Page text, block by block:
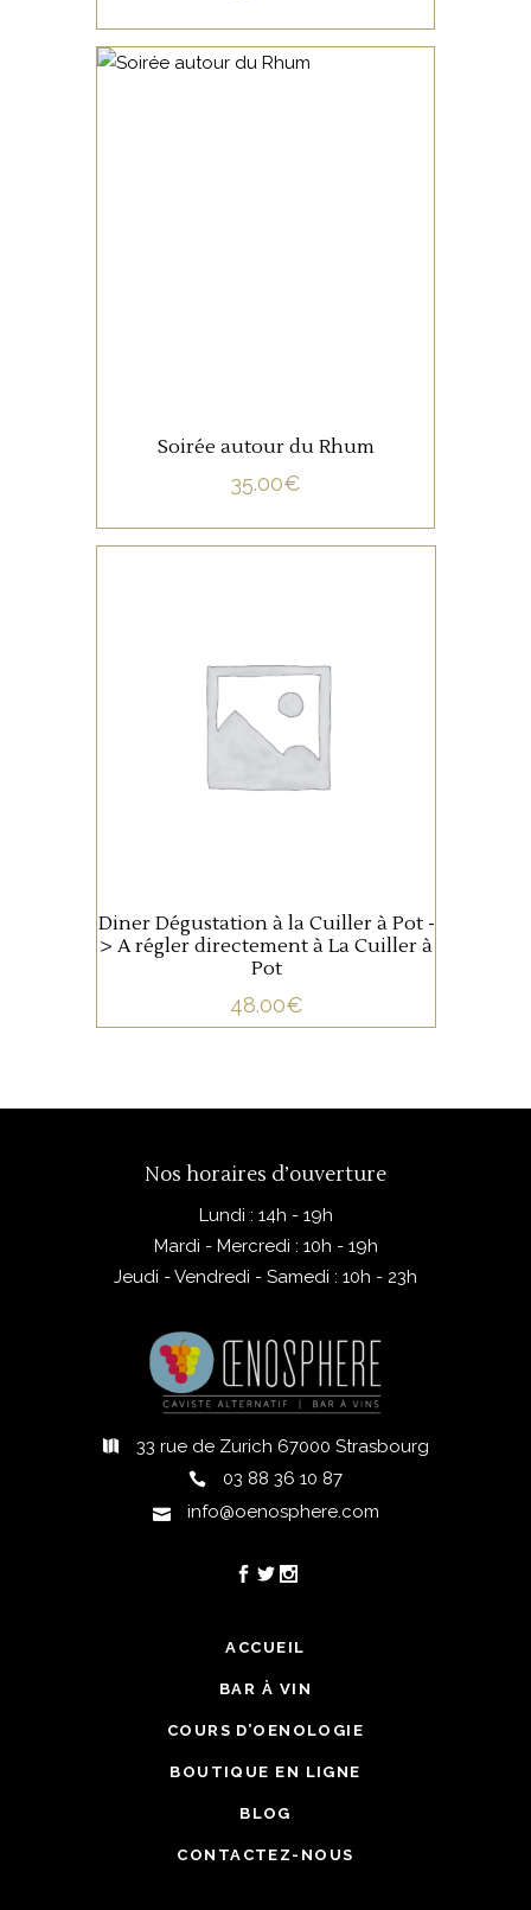
Soirée autour du Rhum
35.00€
NON CATÉGORISÉ
LIRE LA SUITE
Diner Dégustation à la Cuiller à Pot -
> A régler directement à La Cuiller à
Pot
48.00€
Nos horaires d’ouverture
Lundi : 14h - 19h
Mardi - Mercredi : 10h - 19h
Jeudi - Vendredi - Samedi : 10h - 23h
33 rue de Zurich 67000 Strasbourg
03 88 36 10 87
info@oenosphere.com
ACCUEIL
BAR À VIN
COURS D’OENOLOGIE
BOUTIQUE EN LIGNE
BLOG
CONTACTEZ-NOUS